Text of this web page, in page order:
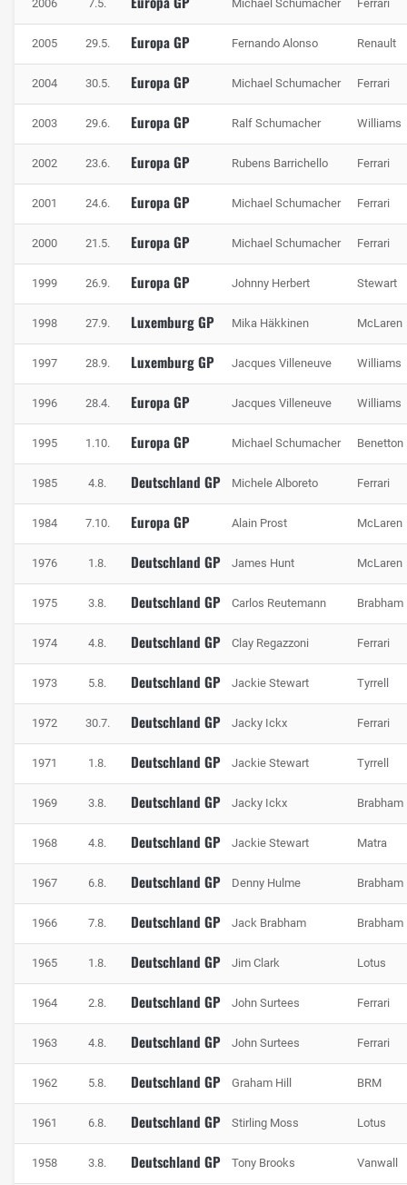
2006 7.5. Michael Schumacher Ferrari
2005 29.5. Europa GP Fernando Alonso Renault
2004 30.5. Europa GP Michael Schumacher Ferrari
2003 29.6. Europa GP Ralf Schumacher Williams
2002 23.6. Europa GP Rubens Barrichello Ferrari
2001 24.6. Europa GP Michael Schumacher Ferrari
2000 21.5. Europa GP Michael Schumacher Ferrari
1999 26.9. Europa GP Johnny Herbert Stewart
1998 27.9. Luxemburg GP Mika Häkkinen McLaren
1997 28.9. Luxemburg GP Jacques Villeneuve Williams
1996 28.4. Europa GP Jacques Villeneuve Williams
1995 1.10. Europa GP Michael Schumacher Benetton
1985 4.8. Deutschland GP Michele Alboreto Ferrari
1984 7.10. Europa GP Alain Prost McLaren
1976 1.8. Deutschland GP James Hunt McLaren
1975 3.8. Deutschland GP Carlos Reutemann Brabham
1974 4.8. Deutschland GP Clay Regazzoni Ferrari
1973 5.8. Deutschland GP Jackie Stewart Tyrrell
1972 30.7. Deutschland GP Jacky Ickx Ferrari
1971 1.8. Deutschland GP Jackie Stewart Tyrrell
1969 3.8. Deutschland GP Jacky Ickx Brabham
1968 4.8. Deutschland GP Jackie Stewart Matra
1967 6.8. Deutschland GP Denny Hulme Brabham
1966 7.8. Deutschland GP Jack Brabham Brabham
1965 1.8. Deutschland GP Jim Clark Lotus
1964 2.8. Deutschland GP John Surtees Ferrari
1963 4.8. Deutschland GP John Surtees Ferrari
1962 5.8. Deutschland GP Graham Hill BRM
1961 6.8. Deutschland GP Stirling Moss Lotus
1958 3.8. Deutschland GP Tony Brooks Vanwall